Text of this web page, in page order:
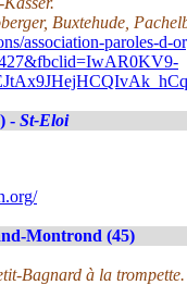
Buxtehude,
association-paroles-d-
- St-Eloi
Montrond (45)
Bagnard à la trompette.